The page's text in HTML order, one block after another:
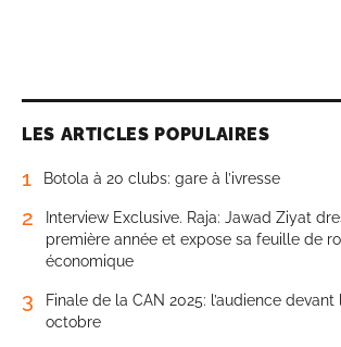
LES ARTICLES POPULAIRES
1 Botola à 20 clubs: gare à l’ivresse
2
Interview Exclusive. Raja: Jawad Ziyat
première année et expose sa feuille de
économique
3
Finale de la CAN 2025: l’audience devant
octobre